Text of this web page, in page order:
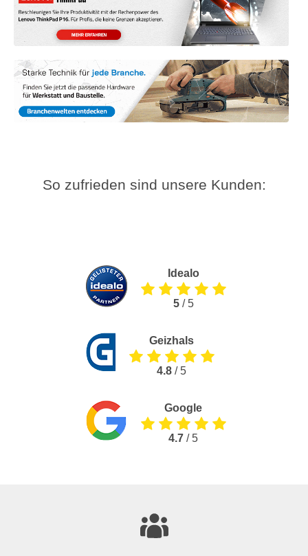
So zufrieden sind unsere Kunden:
Idealo
5/ 5
Geizhals
4.8 / 5
Google
4.7 / 5